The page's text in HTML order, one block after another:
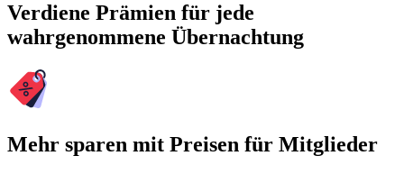
Verdiene Prämien für jede
wahrgenommene Übernachtung
Mehr sparen mit Preisen für Mitglieder